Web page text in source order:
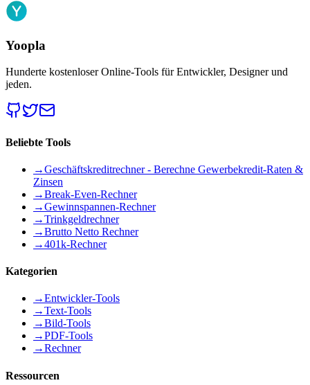
Yoopla
Hunderte kostenloser Online-Tools für Entwickler, Designer und
jeden.
Beliebte Tools
→Geschäftskreditrechner - Berechne Gewerbekredit-Raten &
Zinsen
→Break-Even-Rechner
→Gewinnspannen-Rechner
→Trinkgeldrechner
→Brutto Netto Rechner
→401k-Rechner
Kategorien
→Entwickler-Tools
→Text-Tools
→Bild-Tools
→PDF-Tools
→Rechner
Ressourcen